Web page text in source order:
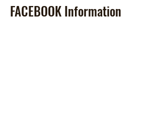
FACEBOOK Information